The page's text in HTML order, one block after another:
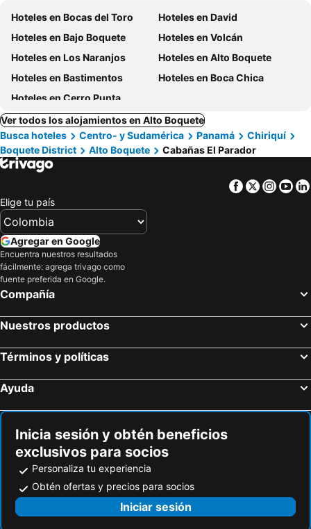
Hoteles en Bocas del Toro
Hoteles en David
Hoteles en Bajo Boquete
Hoteles en Volcán
Hoteles en Los Naranjos
Hoteles en Alto Boquete
Hoteles en Bastimentos
Hoteles en Boca Chica
Hoteles en Cerro Punta
Ver todos los alojamientos en Alto Boquete
Busca hoteles
Centro- y Sudamérica Panamá
Chiriquí
Boquete District
Alto Boquete Cabañas El Parador
Facebook
Twitter
Elige tu país
Agregar en Google
Encuentra nuestros resultados
fácilmente: agrega trivago como
fuente preferida en Google.
Compañía
Nuestros productos
Términos y políticas
Ayuda
Inicia sesión y obtén beneficios
exclusivos para socios
Personaliza tu experiencia
Obtén ofertas y precios para socios
Iniciar sesión